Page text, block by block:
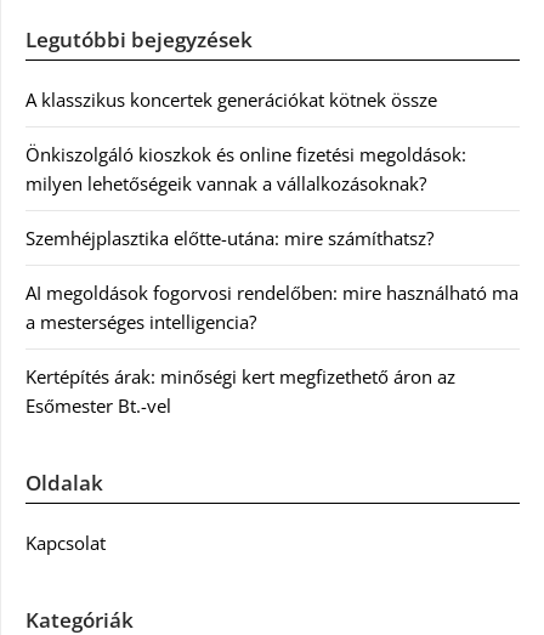
Legutóbbi bejegyzések
A klasszikus koncertek generációkat kötnek össze
Önkiszolgáló kioszkok és online fizetési megoldások:
milyen lehetőségeik vannak a vállalkozásoknak?
Szemhéjplasztika előtte-utána: mire számíthatsz?
AI megoldások fogorvosi rendelőben: mire használható ma
a mesterséges intelligencia?
Kertépítés árak: minőségi kert megfizethető áron az
Esőmester Bt.-vel
Oldalak
Kapcsolat
Kategóriák